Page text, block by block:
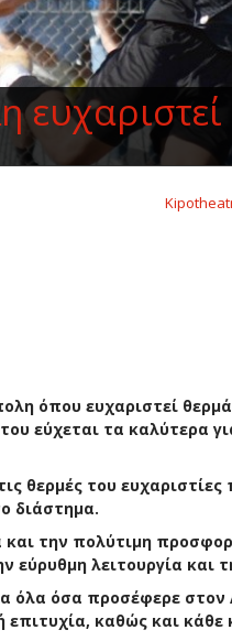
όπου ευχαριστεί
εύχεται τα καλύτερα
θερμές του ευχαριστίες
διάστημα.
την πολύτιμη
εύρυθμη λειτουργία και
όλα όσα προσέφερε
καθώς και κάθε